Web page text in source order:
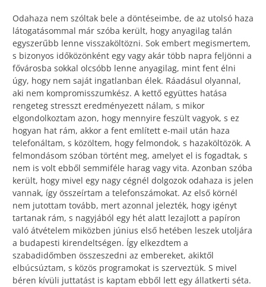
Odahaza nem szóltak bele a döntéseimbe, de az utolsó haza
látogatásommal már szóba került, hogy anyagilag talán
egyszerűbb lenne visszaköltözni. Sok embert megismertem,
s bizonyos időközönként egy vagy akár több napra feljönni a
fővárosba sokkal olcsóbb lenne anyagilag, mint fent élni
úgy, hogy nem saját ingatlanban élek. Ráadásul olyannal,
aki nem kompromisszumkész. A kettő együttes hatása
rengeteg stresszt eredményezett nálam, s mikor
elgondolkoztam azon, hogy mennyire feszült vagyok, s ez
hogyan hat rám, akkor a fent említett e-mail után haza
telefonáltam, s közöltem, hogy felmondok, s hazaköltözök. A
felmondásom szóban történt meg, amelyet el is fogadtak, s
nem is volt ebből semmiféle harag vagy vita. Azonban szóba
került, hogy mivel egy nagy cégnél dolgozok odahaza is jelen
vannak, így összeírtam a telefonszámokat. Az első körnél
nem jutottam tovább, mert azonnal jelezték, hogy igényt
tartanak rám, s nagyjából egy hét alatt lezajlott a papíron
való átvételem miközben június első hetében leszek utoljára
a budapesti kirendeltségen. Így elkezdtem a
szabadidőmben összeszedni az embereket, akiktől
elbúcsúztam, s közös programokat is szerveztük. S mivel
béren kívüli juttatást is kaptam ebből lett egy állatkerti séta.